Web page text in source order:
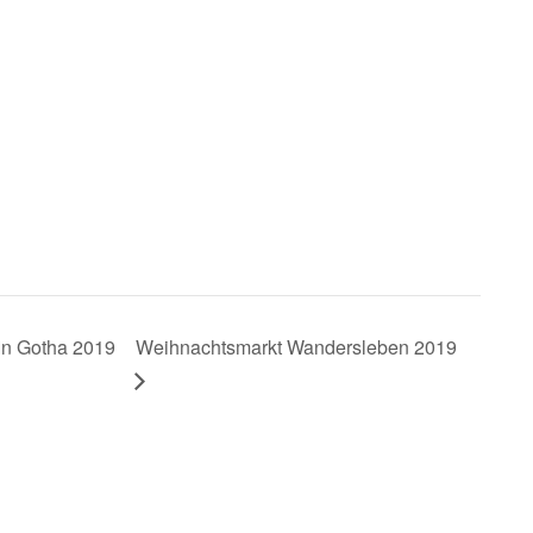
Gotha 2019 Weihnachtsmarkt Wandersleben 2019